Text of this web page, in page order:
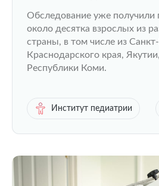
Университетской
Обследование уже получили
около десятка взрослых из
страны, в том числе из
Краснодарского края,
Республики Коми.
Институт педиатрии